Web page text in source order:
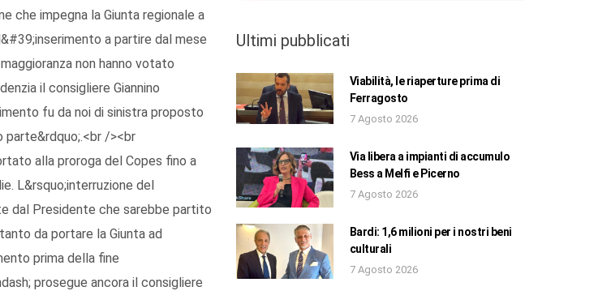
che impegna la Giunta regionale a
a partire dal mese
non hanno votato
il consigliere Giannino
fu da noi di sinistra proposto
/><br
alla proroga del Copes fino a
L&rsquo;interruzione del
dal Presidente che sarebbe partito
da portare la Giunta ad
prima della fine
prosegue ancora il consigliere
Ultimi pubblicati
Viabilità, le riaperture prima di
Ferragosto
7 Agosto 2026
Via libera a impianti di accumulo
Bess a Melfi e Picerno
7 Agosto 2026
Bardi: 1,6 milioni per i nostri beni
culturali
7 Agosto 2026